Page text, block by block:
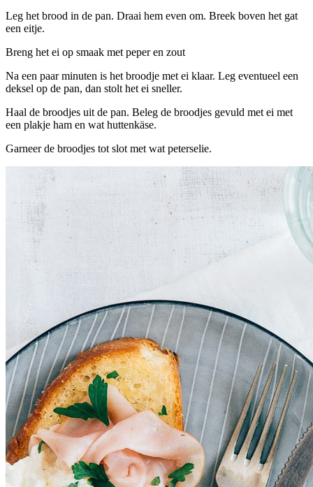
Leg het brood in de pan. Draai hem even om. Breek boven het gat
een eitje.
Breng het ei op smaak met peper en zout
Na een paar minuten is het broodje met ei klaar. Leg eventueel een
deksel op de pan, dan stolt het ei sneller.
Haal de broodjes uit de pan. Beleg de broodjes gevuld met ei met
een plakje ham en wat huttenkäse.
Garneer de broodjes tot slot met wat peterselie.